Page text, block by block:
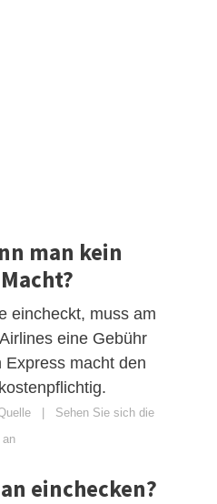
man kein
eincheckt, muss am
eine Gebühr
Express macht den
| Sehen Sie sich die
an
einchecken?